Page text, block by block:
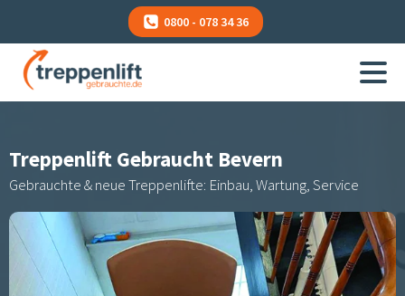
0800 - 078 34 36
Treppenlift Gebraucht Bevern
Gebrauchte & neue Treppenlifte: Einbau, Wartung, Service